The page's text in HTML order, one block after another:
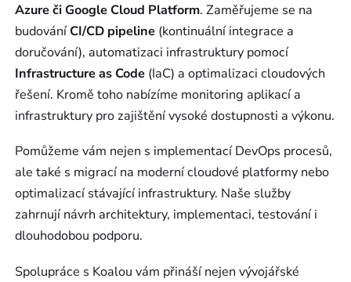
Azure či Google Cloud Platform. Zaměřujeme se na
budování CI/CD pipeline (kontinuální integrace a
doručování), automatizaci infrastruktury pomocí
Infrastructure as Code (IaC) a optimalizaci cloudových
řešení. Kromě toho nabízíme monitoring aplikací a
infrastruktury pro zajištění vysoké dostupnosti a výkonu.
Pomůžeme vám nejen s implementací DevOps procesů,
ale také s migrací na moderní cloudové platformy nebo
optimalizací stávající infrastruktury. Naše služby
zahrnují návrh architektury, implementaci, testování i
dlouhodobou podporu.
Spolupráce s Koalou vám přináší nejen vývojářské